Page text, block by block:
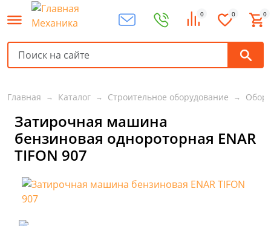
0 0 0
Главная Каталог Строительное оборудование
Затирочная машина
бензиновая однороторная ENAR
TIFON 907